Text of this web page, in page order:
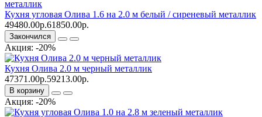
Кухня угловая Олива 1.6 на 2.0 м белый / сиреневый металлик
49480.00р.61850.00р.
Закончился
Акция: -20%
Кухня Олива 2.0 м черный металлик
47371.00р.59213.00р.
В корзину
Акция: -20%